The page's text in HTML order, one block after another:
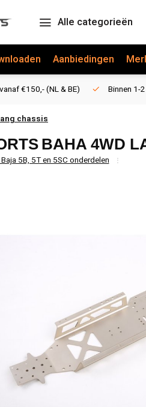
Alle categorieën
Aanbiedingen
€150,- (NL & BE) Binnen 1-
chassis
BAHA 4WD
5B, 5T en 5SC onderdelen